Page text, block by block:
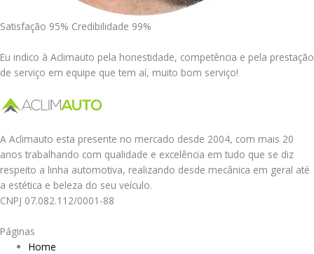
Satisfação 95% Credibilidade 99%
Eu indico à Aclimauto pela honestidade, competência e pela prestação
de serviço em equipe que tem aí, muito bom serviço!
A Aclimauto esta presente no mercado desde 2004, com mais 20
anos trabalhando com qualidade e excelência em tudo que se diz
respeito a linha automotiva, realizando desde mecânica em geral até
a estética e beleza do seu veículo.
CNPJ 07.082.112/0001-88
Páginas
Home